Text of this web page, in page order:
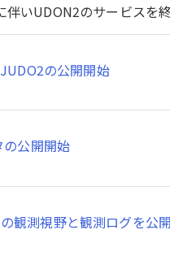
伴いUDON2のサービスを
の公開開始
の公開開始
観測視野と観測ログを公開